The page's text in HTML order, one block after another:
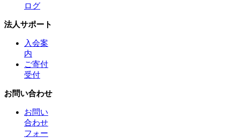
ログ
法人サポート
入会案
内
ご寄付
受付
お問い合わせ
お問い
合わせ
フォー